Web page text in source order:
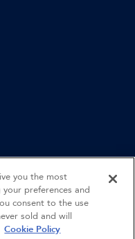
Inc.
you the most
preferences and
consent to the use
sold and will
Cookie Policy